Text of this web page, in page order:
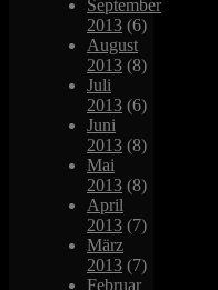
September
2013 (6)
August
2013 (8)
Juli
2013 (6)
Juni
2013 (8)
Mai
2013 (8)
April
2013 (7)
März
2013 (7)
Februar